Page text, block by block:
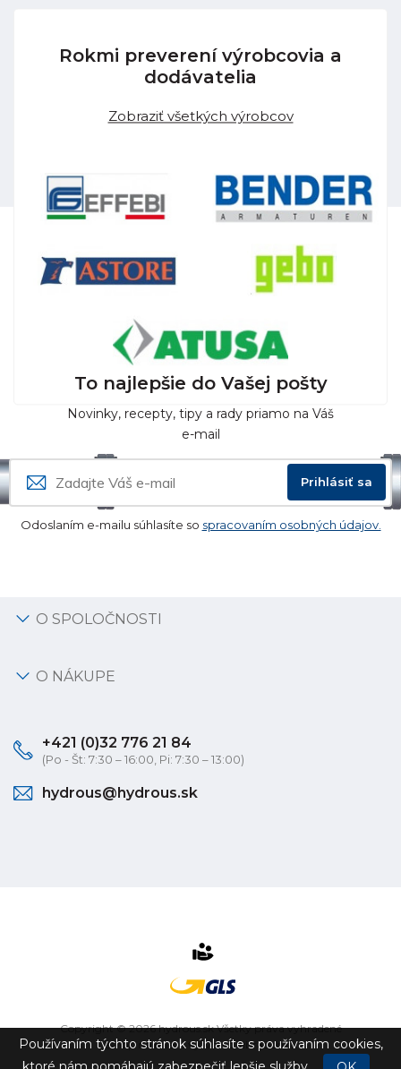
Rokmi preverení výrobcovia a
dodávatelia
Zobraziť všetkých výrobcov
To najlepšie do Vašej pošty
Novinky, recepty, tipy a rady priamo na Váš
e-mail
Prihlásiť sa
Odoslaním e-mailu súhlasíte so spracovaním osobných údajov.
O SPOLOČNOSTI
O NÁKUPE
+421 (0)32 776 21 84
(Po - Št: 7:30 – 16:00, Pi: 7:30 – 13:00)
hydrous@hydrous.sk
Copyright © 2026 hydrous.sk Všetky práva vyhradené
eshop na mieruvytvorilovibration.sk
Používaním týchto stránok súhlasíte s používaním cookies,